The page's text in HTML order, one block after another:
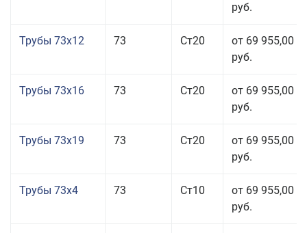
руб.
Трубы 73x12 73 Ст20
от 69 955,00
руб.
Трубы 73x16 73 Ст20
от 69 955,00
руб.
Трубы 73x19 73 Ст20
от 69 955,00
руб.
Трубы 73x4 73 Ст10
от 69 955,00
руб.